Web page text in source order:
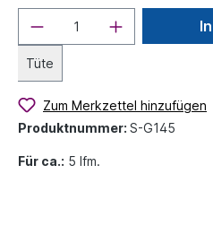
Tüte
Zum Merkzettel hinzufügen
Produktnummer: S-G145
Für ca.: 5 lfm.